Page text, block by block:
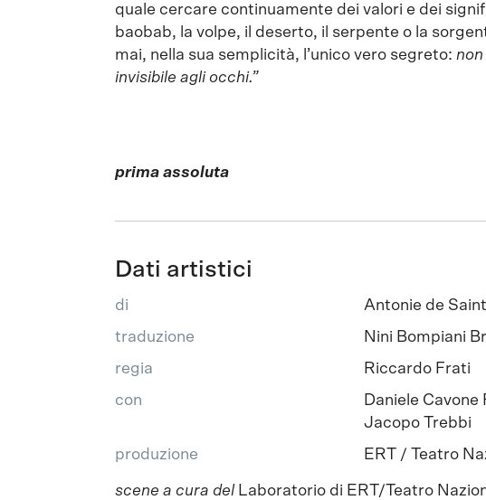
quale cercare continuamente dei valori e dei
baobab, la volpe, il deserto, il serpente o la
mai, nella sua semplicità, l’unico vero segreto: non
invisibile agli occhi.”
prima assoluta
Dati artistici
di
Antonie de
traduzione
Nini Bompiani
regia
Riccardo Frati
con
Daniele
Jacopo Trebbi
produzione
ERT / Teatro
scene a cura del Laboratorio di ERT/Teatro